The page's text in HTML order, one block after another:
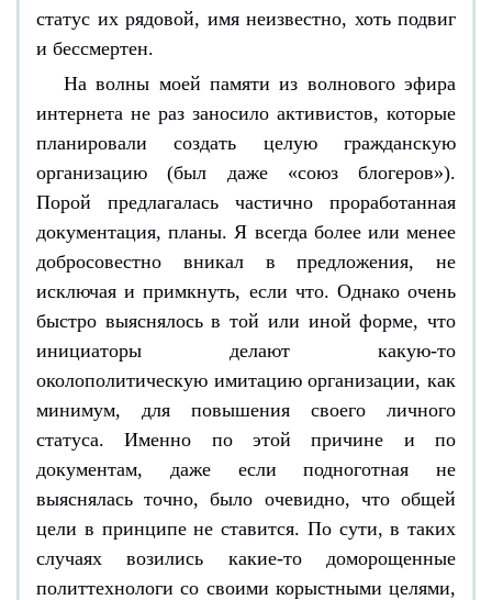
статус их рядовой, имя неизвестно, хоть подвиг
и бессмертен.
На волны моей памяти из волнового эфира
интернета не раз заносило активистов, которые
планировали создать целую гражданскую
организацию (был даже «союз блогеров»).
Порой предлагалась частично проработанная
документация, планы. Я всегда более или менее
добросовестно вникал в предложения, не
исключая и примкнуть, если что. Однако очень
быстро выяснялось в той или иной форме, что
инициаторы делают какую-то
околополитическую имитацию организации, как
минимум, для повышения своего личного
статуса. Именно по этой причине и по
документам, даже если подноготная не
выяснялась точно, было очевидно, что общей
цели в принципе не ставится. По сути, в таких
случаях возились какие-то доморощенные
политтехнологи со своими корыстными целями,